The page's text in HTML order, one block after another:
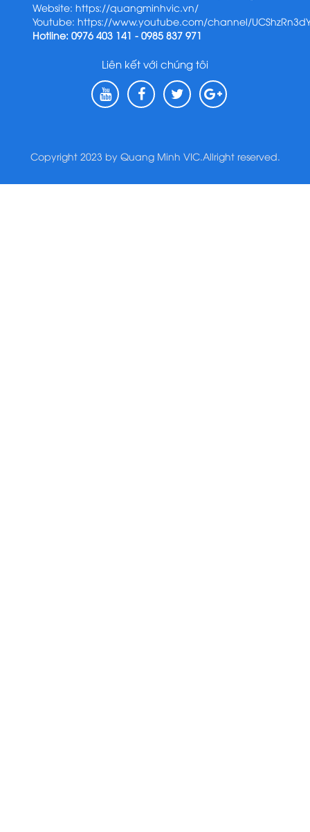
Website: https://quangminhvic.vn/
Youtube: https://www.youtube.com/channel/
Hotline: 0976 403 141 - 0985 837 971
Liên kết với chúng tôi
Copyright 2023 by Quang Minh VIC.Allright reserved.